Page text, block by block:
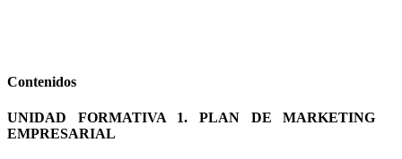
Contenidos
UNIDAD FORMATIVA 1. PLAN DE MARKETING
EMPRESARIAL